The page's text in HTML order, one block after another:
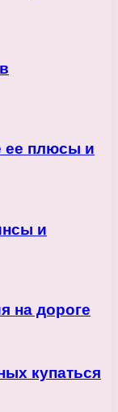
ее плюсы и
и
на дороге
купаться